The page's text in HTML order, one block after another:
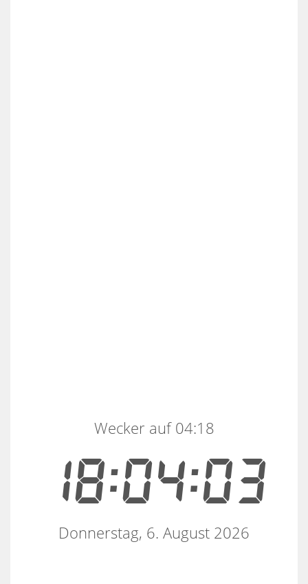
18:04:03
Wecker auf 04:18
Donnerstag, 6. August 2026